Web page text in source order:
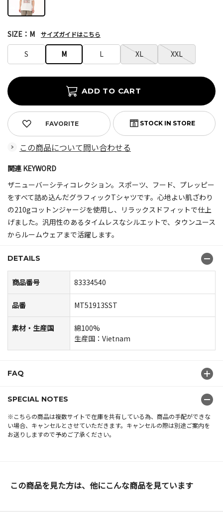
S M L XL XXL
SIZE：M サイズガイドはこちら
FAVORITE
この商品について問い合わせる
関連 KEYWORD
ザニューバーシティコレクション。スポーツ、フード、プレッピー
をすべて詰め込んだグラフィックTシャツです。心地よい肌ざわり
の210gコットンジャージを使用し、リラックスドフィットで仕上
げました。汎用性のあるタイムレスなシルエットで、タウンユース
からルームウェアまで活躍します。
DETAILS
商品番号 83334540
品番 MT51913SST
素材・生産国
綿100%
生産国：Vietnam
FAQ
SPECIAL NOTES
※こちらの商品は複数サイトで在庫を共有している為、商品の手配ができな
い場合、キャンセルとさせていただきます。キャンセルの際は別途ご案内を
お送りしますので予めご了承ください。
この商品を見た方は、他にこんな商品を見ています